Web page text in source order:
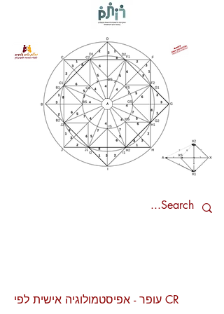
עופר - אפיסטמולוגיה אישית לפי CR